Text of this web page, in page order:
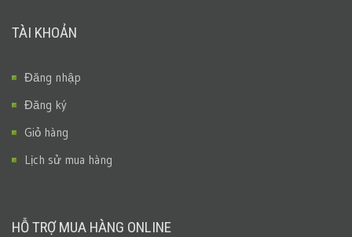
TÀI KHOẢN
Đăng nhập
Đăng ký
Giỏ hàng
Lịch sử mua hàng
HỖ TRỢ MUA HÀNG ONLINE